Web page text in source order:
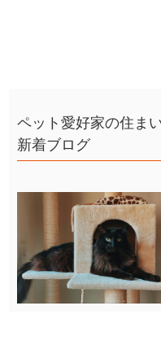
ペット愛好家の住ま
新着ブログ